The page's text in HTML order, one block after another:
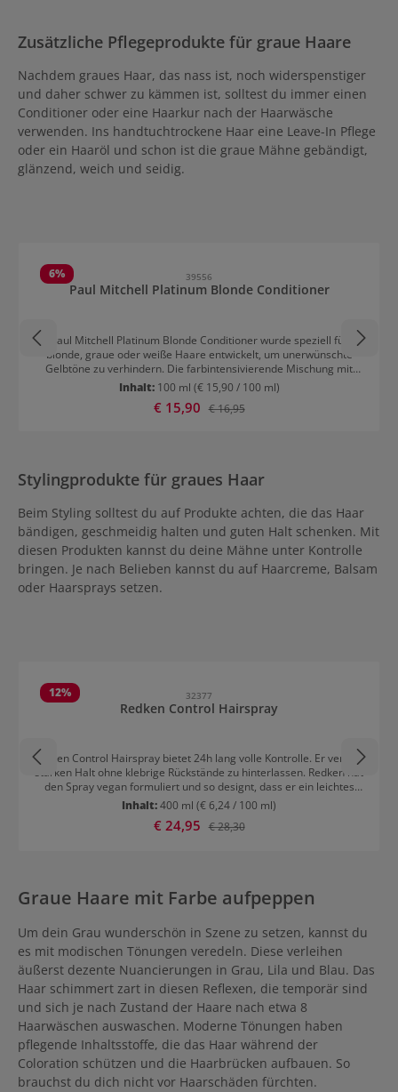
Zusätzliche Pflegeprodukte für graue Haare
Nachdem graues Haar, das nass ist, noch widerspenstiger
und daher schwer zu kämmen ist, solltest du immer einen
Conditioner oder eine Haarkur nach der Haarwäsche
verwenden. Ins handtuchtrockene Haar eine Leave-In Pflege
oder ein Haaröl und schon ist die graue Mähne gebändigt,
glänzend, weich und seidig.
6% 39556
Paul Mitchell Platinum Blonde Conditioner
Paul Mitchell Platinum Blonde Conditioner wurde speziell für
blonde, graue oder weiße Haare entwickelt, um unerwünschte
Gelbtöne zu verhindern. Die farbintensivierende Mischung mit
violetten Farbpigmenten unterstützt die kühlen Töne, sobald die
Blondierung an Kraft verliert. Die Haare werden mit dem
parabenfreien Conditioner seidig-weich und glänzend. Paul
Inhalt: 100 ml (€ 15,90 / 100 ml)
Verkaufspreis:
€ 15,90 Regulärer Preis:
€ 16,95
Stylingprodukte für graues Haar
Beim Styling solltest du auf Produkte achten, die das Haar
bändigen, geschmeidig halten und guten Halt schenken. Mit
diesen Produkten kannst du deine Mähne unter Kontrolle
bringen. Je nach Belieben kannst du auf Haarcreme, Balsam
oder Haarsprays setzen.
12% 32377
Redken Control Hairspray
Redken Control Hairspray bietet 24h lang volle Kontrolle. Er verleiht
starken Halt ohne klebrige Rückstände zu hinterlassen. Redken hat
den Spray vegan formuliert und so designt, dass er ein leichtes
Haargefühl hinterlässt. Redken Control Hairspray: 24 Stunden
Kontrolle ohne Kräuseln der Haare Insbesondere Frisuren mit viel
Bewegung werden mit diesem Spray perfekt in Form gehalten.
mit perfekter Kontrolle genießen.
Inhalt:400 ml (€ 6,24 / 100 ml)
Verkaufspreis:
€ 24,95 Regulärer Preis:
€ 28,30
Graue Haare mit Farbe aufpeppen
Um dein Grau wunderschön in Szene zu setzen, kannst du
es mit modischen Tönungen veredeln. Diese verleihen
äußerst dezente Nuancierungen in Grau, Lila und Blau. Das
Haar schimmert zart in diesen Reflexen, die temporär sind
und sich je nach Zustand der Haare nach etwa 8
Haarwäschen auswaschen. Moderne Tönungen haben
pflegende Inhaltsstoffe, die das Haar während der
Coloration schützen und die Haarbrücken aufbauen. So
brauchst du dich nicht vor Haarschäden fürchten.